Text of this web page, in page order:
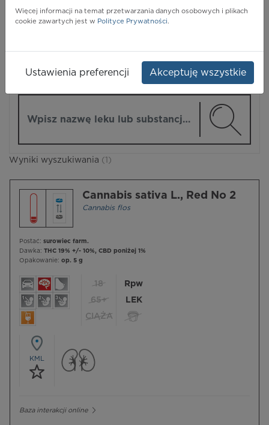
Wyniki wyszukiwania (1)
Cannabis sativa L., Red No 2
Cannabis flos
Postać: surowiec farm.
Dawka: THC 19% +/- 10%, CBD poniżej 1%
Opakowanie: op. 5 g
18
65+
CIĄŻA
Rpw
LEK
KML
Baza interakcji online
Więcej informacji na temat przetwarzania danych osobowych i plikach
cookie zawartych jest w Polityce Prywatności.
Ustawienia preferencji Akceptuję wszystkie